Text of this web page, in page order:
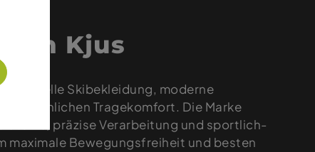
von Kjus
Skibekleidung, moderne
Tragekomfort. Die Marke
Stoffe, präzise Verarbeitung und sportlich-
maximale Bewegungsfreiheit und besten